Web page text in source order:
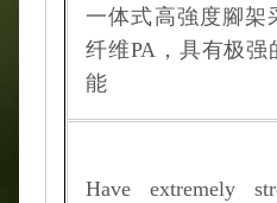
一体式高強度腳架
纤维PA，具有极强
能
Have extremely